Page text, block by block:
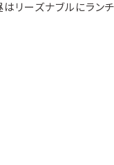
リーズナブルにラン